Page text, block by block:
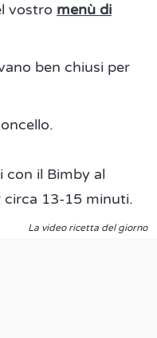
vostro menù di
ben chiusi per
con il Bimby al
circa 13-15 minuti.
La video ricetta del giorno